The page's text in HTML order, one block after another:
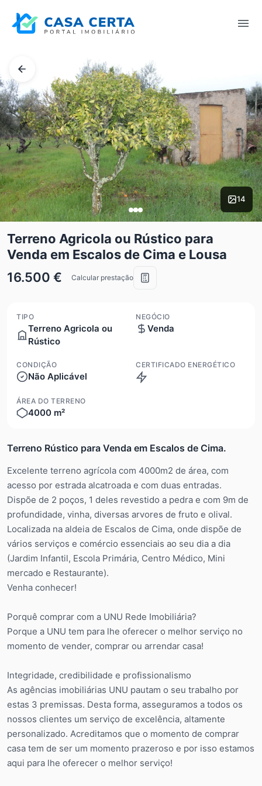
14
Terreno Agricola ou Rústico para
Venda em Escalos de Cima e Lousa
16.500 €
Calcular prestação
TIPO
Terreno Agricola ou
Rústico
NEGÓCIO
Venda
CONDIÇÃO
Não Aplicável
CERTIFICADO ENERGÉTICO
ÁREA DO TERRENO
4000 m²
Terreno Rústico para Venda em Escalos de Cima.
Excelente terreno agrícola com 4000m2 de área, com
acesso por estrada alcatroada e com duas entradas.
Dispõe de 2 poços, 1 deles revestido a pedra e com 9m de
profundidade, vinha, diversas arvores de fruto e olival.
Localizada na aldeia de Escalos de Cima, onde dispõe de
vários serviços e comércio essenciais ao seu dia a dia
(Jardim Infantil, Escola Primária, Centro Médico, Mini
mercado e Restaurante).
Venha conhecer!
Porquê comprar com a UNU Rede Imobiliária?
Porque a UNU tem para lhe oferecer o melhor serviço no
momento de vender, comprar ou arrendar casa!
Integridade, credibilidade e profissionalismo
As agências imobiliárias UNU pautam o seu trabalho por
estas 3 premissas. Desta forma, asseguramos a todos os
nossos clientes um serviço de excelência, altamente
personalizado. Acreditamos que o momento de comprar
casa tem de ser um momento prazeroso e por isso estamos
aqui para lhe oferecer o melhor serviço!